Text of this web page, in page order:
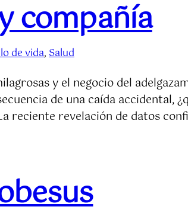
compañía
de vida, Salud
y el negocio del
de una caída accidental,
reciente revelación de datos